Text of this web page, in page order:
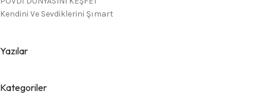
Kendini Ve Sevdiklerini Şımart
Yazılar
Kategoriler